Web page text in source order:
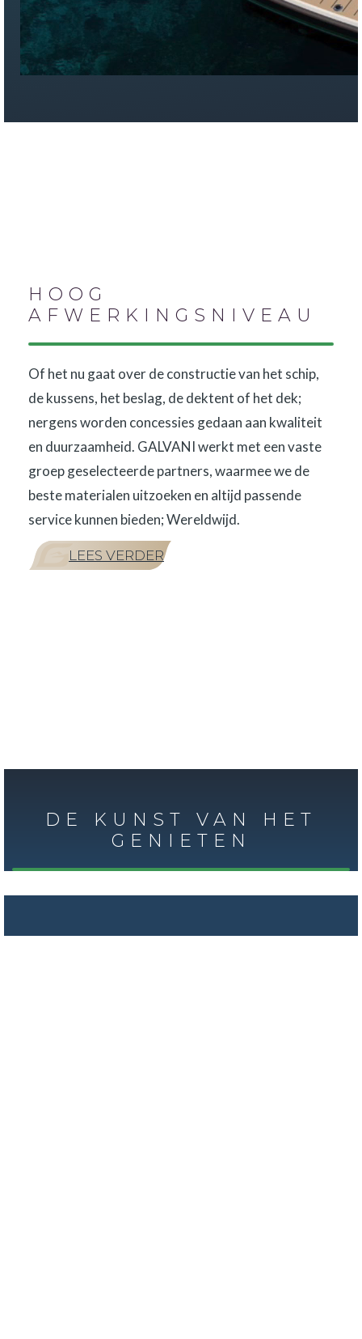
HOOG
AFWERKINGSNIVEAU
Of het nu gaat over de constructie van het schip,
de kussens, het beslag, de dektent of het dek;
nergens worden concessies gedaan aan kwaliteit
en duurzaamheid. GALVANI werkt met een vaste
groep geselecteerde partners, waarmee we de
beste materialen uitzoeken en altijd passende
service kunnen bieden; Wereldwijd.
LEES VERDER
DE KUNST VAN HET
GENIETEN